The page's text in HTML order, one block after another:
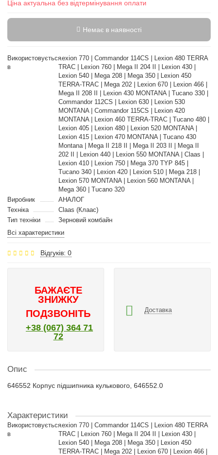
Ціна актуальна без відтермінування оплати
Немає в наявності
Використовується
в
Lexion 770 | Commandor 114CS | Lexion 480 TERRA
TRAC | Lexion 760 | Mega II 204 II | Lexion 430 |
Lexion 540 | Mega 208 | Mega 350 | Lexion 450
TERRA-TRAC | Mega 202 | Lexion 670 | Lexion 466 |
Mega II 208 II | Lexion 430 MONTANA | Tucano 330 |
Commandor 112CS | Lexion 630 | Lexion 530
MONTANA | Commandor 115CS | Lexion 420
MONTANA | Lexion 460 TERRA-TRAC | Tucano 480 |
Lexion 405 | Lexion 480 | Lexion 520 MONTANA |
Lexion 415 | Lexion 470 MONTANA | Tucano 430
Montana | Mega II 218 II | Mega II 203 II | Mega II
202 II | Lexion 440 | Lexion 550 MONTANA | Claas |
Lexion 410 | Lexion 750 | Mega 370 TYP 845 |
Tucano 340 | Lexion 420 | Lexion 510 | Mega 218 |
Lexion 570 MONTANA | Lexion 560 MONTANA |
Mega 360 | Tucano 320
Виробник
АНАЛОГ
Техніка
Claas (Клаас)
Тип техніки
Зерновий комбайн
Всі характеристики
Відгуків: 0
БАЖАЄТЕ
ЗНИЖКУ
ПОДЗВОНІТЬ
+38 (067) 364 71
72
Доставка
Опис
646552 Корпус підшипника кулькового, 646552.0
Характеристики
Використовується
в
Lexion 770 | Commandor 114CS | Lexion 480 TERRA
TRAC | Lexion 760 | Mega II 204 II | Lexion 430 |
Lexion 540 | Mega 208 | Mega 350 | Lexion 450
TERRA-TRAC | Mega 202 | Lexion 670 | Lexion 466 |